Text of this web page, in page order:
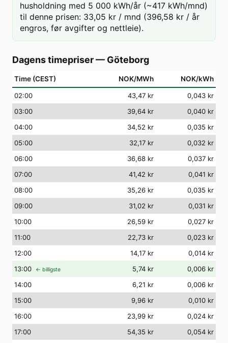
husholdning med 5 000 kWh/år (~417 kWh/mnd)
til denne prisen: 33,05 kr / mnd (396,58 kr / år
engros, før avgifter og nettleie).
Dagens timepriser— Göteborg
Time (CEST) NOK/MWh NOK/kWh
02:00 43,47 kr
0,043 kr
03:00 39,64 kr
0,040 kr
04:00 34,52 kr
0,035 kr
05:00 32,17 kr
0,032 kr
06:00 36,68 kr
0,037 kr
07:00 41,42 kr
0,041 kr
08:00 35,26 kr
0,035 kr
09:00 31,02 kr
0,031 kr
10:00 26,59 kr
0,027 kr
11:00 22,73 kr
0,023 kr
12:00 14,17 kr
0,014 kr
13:00 ← billigste 5,74 kr
0,006 kr
14:00 6,21 kr
0,006 kr
15:00 9,96 kr
0,010 kr
16:00 23,99 kr
0,024 kr
17:00 54,35 kr
0,054 kr